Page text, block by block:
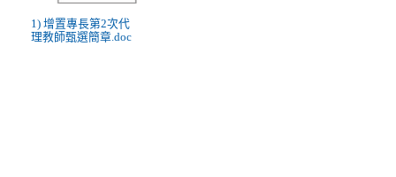
1) 增置專長第2次代
理教師甄選簡章.doc